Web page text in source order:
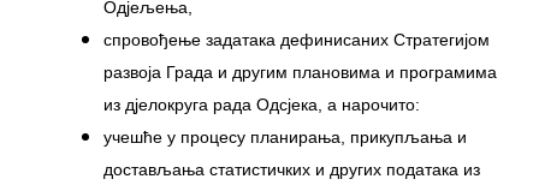
Одјељења,
спровођење задатака дефинисаних Стратегијом
развоја Града и другим плановима и програмима
из дјелокруга рада Одсјека, а нарочито:
учешће у процесу планирања, прикупљања и
достављања статистичких и других података из